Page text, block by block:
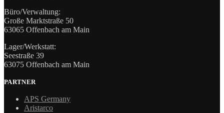
Büro/Verwaltung:
Große Marktstraße 50
63065 Offenbach am Main
Lager/Werkstatt:
Seestraße 39
63075 Offenbach am Main
PARTNER
APS Germany
Aristarco